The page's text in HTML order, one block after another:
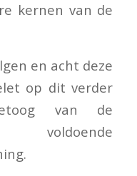
kernen van de
en acht deze
op dit verder
van de
voldoende